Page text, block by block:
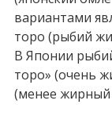
вариантами
торо (рыбий
В Японии
торо» (очень
(менее